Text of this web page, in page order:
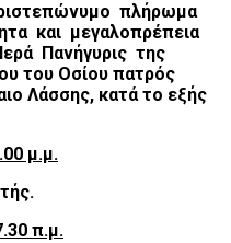
πλήρωμα
και μεγαλοπρέπεια
Πανήγυρις της
του Οσίου πατρός
Λάσσης, κατά το εξής
μ.μ.
π.μ.